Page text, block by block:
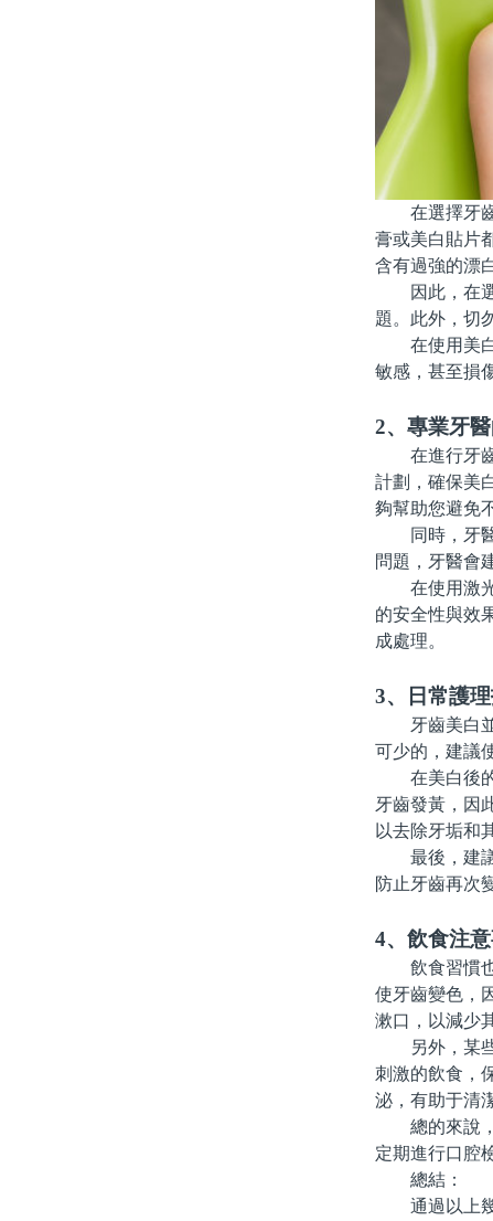
在選擇牙齒
膏或美白貼片
含有過強的漂
因此，在選
題。此外，切
在使用美白
敏感，甚至損
2、專業牙
在進行牙齒
計劃，確保美
夠幫助您避免
同時，牙醫
問題，牙醫會
在使用激光
的安全性與效
成處理。
3、日常護
牙齒美白並
可少的，建議
在美白後的
牙齒發黃，因
以去除牙垢和
最後，建議
防止牙齒再次
4、飲食注
飲食習慣也
使牙齒變色，
漱口，以減少
另外，某些
刺激的飲食，
泌，有助于清
總的來說，
定期進行口腔
總結：
通過以上幾